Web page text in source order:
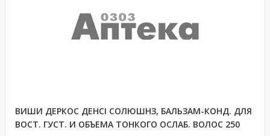
ВИШИ ДЕРКОС ДЕНСІ СОЛЮШНЗ, БАЛЬЗАМ-КОНД. ДЛЯ
ВОСТ. ГУСТ. И ОБЪЕМА ТОНКОГО ОСЛАБ. ВОЛОС 250